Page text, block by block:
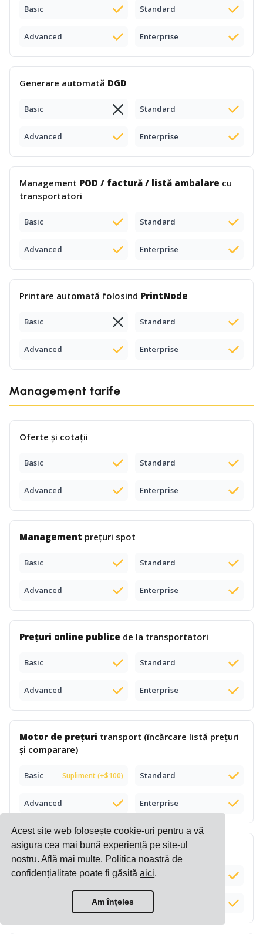
Acest site web folosește cookie-uri pentru a vă
asigura cea mai bună experiență pe site-ul
nostru.Află mai multe. Politica noastră de
confidențialitate poate fi găsităaici.
Am înțeles
Basic Standard
Advanced Enterprise
Generare automată DGD
Basic Standard
Advanced Enterprise
Management POD / factură / listă ambalare cu
transportatori
Basic Standard
Advanced Enterprise
Printare automată folosind PrintNode
Basic Standard
Advanced Enterprise
Management tarife
Oferte și cotații
Basic Standard
Advanced Enterprise
Management prețuri spot
Basic Standard
Advanced Enterprise
Prețuri online publice de la transportatori
Basic Standard
Advanced Enterprise
Motor de prețuri transport (încărcare listă prețuri
și comparare)
Basic Supliment (+$100) Standard
Advanced Enterprise
Listă prețuri e-commerceinteligentă
Basic Standard